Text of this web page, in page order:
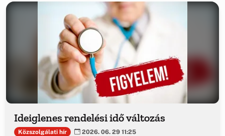
Ideiglenes rendelési idő változás
Közszolgálati hír 2026. 06. 29 11:25